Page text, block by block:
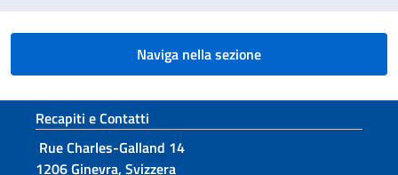
Naviga nella sezione
Sezione footer
Recapiti e Contatti
Rue Charles-Galland 14
1206 Ginevra, Svizzera